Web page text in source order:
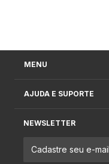
MENU
AJUDA E SUPORTE
NEWSLETTER